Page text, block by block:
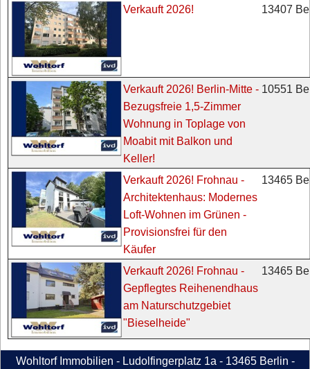
Verkauft 2026! 13407
Verkauft 2026! Berlin-Mitte -
Bezugsfreie 1,5-Zimmer
Wohnung in Toplage von
Moabit mit Balkon und
Keller!
10551
Verkauft 2026! Frohnau -
Architektenhaus: Modernes
Loft-Wohnen im Grünen -
Provisionsfrei für den
Käufer
13465
Verkauft 2026! Frohnau -
Gepflegtes Reihenendhaus
am Naturschutzgebiet
"Bieselheide"
13465
Wohltorf Immobilien - Ludolfingerplatz 1a - 13465 Berlin -